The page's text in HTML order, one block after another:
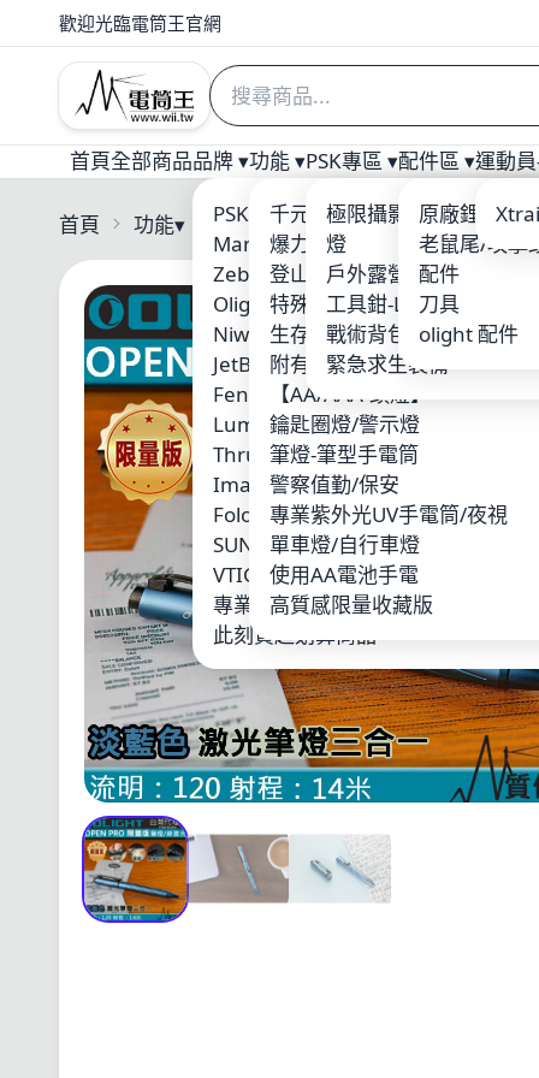
歡迎光臨電筒王官網
首頁全部商品品牌 ▾
PSK 電筒王專業燈具
Manker
Zebralight
Olight
Niwalker
JetBeam
Fenix
Lumintop 雷明兔
ThruNite
Imalent
Folomov 浮樂木
SUNWAYFOTO
VTIGER
專業單車燈
此刻買超划算商品
功能 ▾
千元以下優質入門手電筒
爆力照廣型
登山破霧-黃光
特殊光源-紅/藍/綠光
生存遊戲/警察槍燈
附有磁鐵吸附
【AA/AAA-頭燈】
鑰匙圈燈/警示燈
筆燈-筆型手電筒
警察值勤/保安
專業紫外光UV手電筒/夜視
單車燈/自行車燈
使用AA電池手電
高質感限量收藏版
PSK專區 ▾
極限攝影 三角架/攝影
燈
戶外露營用品
工具鉗-Leatherman
戰術背包-MOLLE系統
緊急求生裝備
配件區 ▾
原廠鋰電池
老鼠尾/攻擊
配件
刀具
olight 配件
運動
首頁 功能▾ Olight